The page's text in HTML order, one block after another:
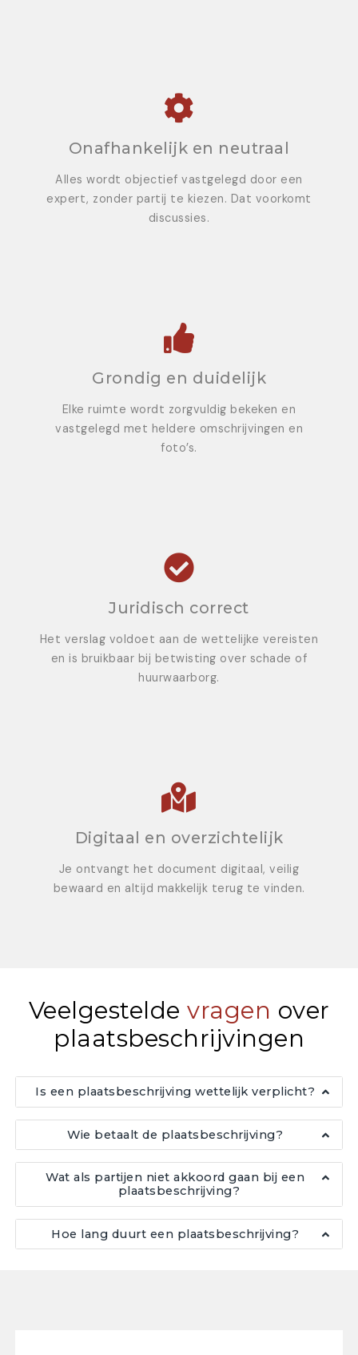
Onafhankelijk en neutraal
Alles wordt objectief vastgelegd door een
expert, zonder partij te kiezen. Dat voorkomt
discussies.
Grondig en duidelijk
Elke ruimte wordt zorgvuldig bekeken en
vastgelegd met heldere omschrijvingen en
foto’s.
Juridisch correct
Het verslag voldoet aan de wettelijke vereisten
en is bruikbaar bij betwisting over schade of
huurwaarborg.
Digitaal en overzichtelijk
Je ontvangt het document digitaal, veilig
bewaard en altijd makkelijk terug te vinden.
Veelgestelde vragen over
plaatsbeschrijvingen
Is een plaatsbeschrijving wettelijk verplicht?
Wie betaalt de plaatsbeschrijving?
Wat als partijen niet akkoord gaan bij een
plaatsbeschrijving?
Hoe lang duurt een plaatsbeschrijving?